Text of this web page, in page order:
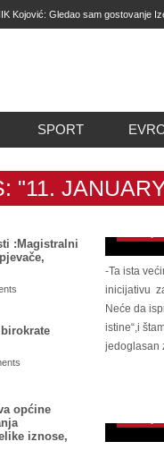
Kojović: Gledao sam gostovanje
SPORT
"11.
:Magistralni
birokrate
općine
iznose,
Hadžići
-Ta ista
inicijativu
Neće da
istine“,i
jedoglasan
Softić